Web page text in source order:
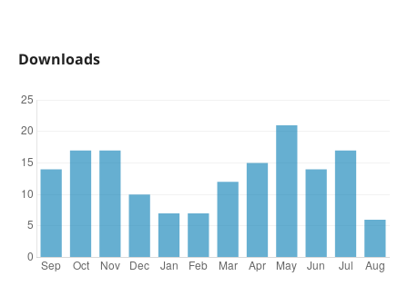
Downloads